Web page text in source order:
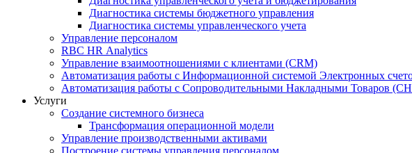
Диагностика системы бюджетного управления
Диагностика системы управленческого учета
Управление персоналом
RBC HR Аnalytics
Управление взаимоотношениями с клиентами (СRM)
Автоматизация работы с Информационной системой Электронных
Автоматизация работы с Сопроводительными Накладными Товаров
Услуги
Создание системного бизнеса
Трансформация операционной модели
Управление производственными активами
Построение системы управления персоналом